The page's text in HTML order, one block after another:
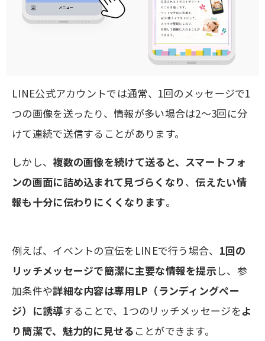
LINE公式アカウントでは通常、1回のメッセージで1
つの画像を送ったり、情報が多い場合は2～3回に分
けて連続で送信することがあります。
しかし、 複数の画像を続けて送ると、スマートフォ
ンの画面に詰め込まれて見づらくなり、伝えたい情
報も十分に伝わりにくくなります。
例えば、イベントの宣伝をLINEで行う場合、 1回の
リッチメッセージで簡潔に主要な情報を提示 し、参
加条件や詳細な内容は専用LP（ランディングペー
ジ）に誘導することで、1つのリッチメッセージをよ
り簡潔で、魅力的に見せる ことができます。